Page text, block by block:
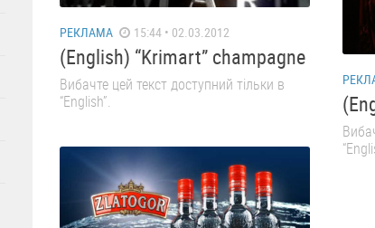
РЕКЛАМА 15:44 • 02.03.2012
(English) “Krimart” champagne
Вибачте цей текст доступний тільки в
“English”.